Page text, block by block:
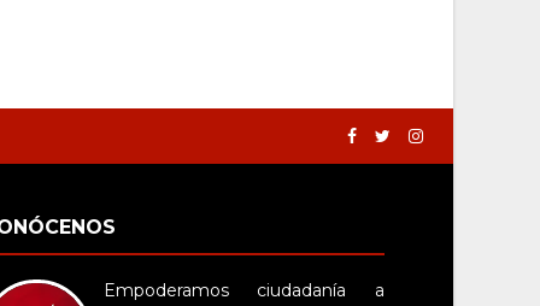
Empoderamos ciudadanía a